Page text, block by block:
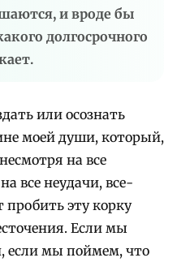
и вроде бы
долгосрочного
или осознать
моей души, который,
на все
все неудачи, все-
эту корку
Если мы
если мы поймем, что